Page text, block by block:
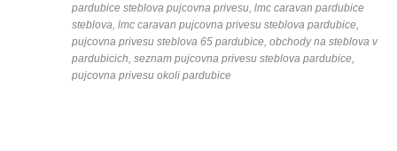
pardubice steblova pujcovna privesu, lmc caravan pardubice
steblova, lmc caravan pujcovna privesu steblova pardubice,
pujcovna privesu steblova 65 pardubice, obchody na steblova v
pardubicich, seznam pujcovna privesu steblova pardubice,
pujcovna privesu okoli pardubice